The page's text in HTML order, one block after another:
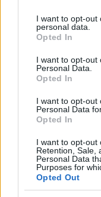
not limited to your
grant or deny
use your data for
consent section.
I want to opt-out
personal data.
Opted In
I want to opt-out
Personal Data.
Opted In
I want to opt-out
Personal Data
Opted In
I want to opt-out
Retention, Sale,
Personal Data
Purposes for
Opted Out
17 éve
Szerencsétlen
összejátszása kell
ahogy látom jól
bejutnak vele a
akkor lehet
porcelán